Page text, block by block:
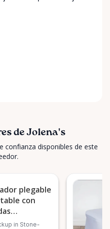
de Jolena's
confianza disponibles de este
plegable
con
in Stone-